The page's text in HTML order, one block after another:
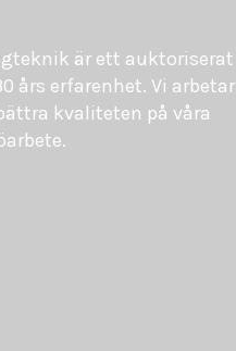
är ett auktoriserat
års erfarenhet. Vi arbetar
kvaliteten på våra